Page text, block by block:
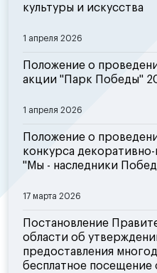
культуры и искусства
1 апреля 2026
Положение о
акции "Парк Победы"
1 апреля 2026
Положение о
конкурса
"Мы - наследники
17 марта 2026
Постановление
области об
предоставления
бесплатное посещение